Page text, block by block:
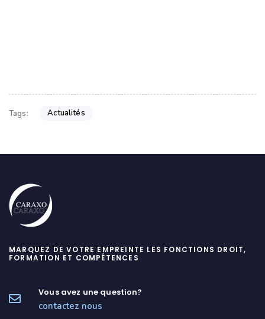
Tags: Actualités
MARQUEZ DE VOTRE EMPREINTE LES FONCTIONS DROIT,
FORMATION ET COMPÉTENCES
Vous avez une question?
contactez nous